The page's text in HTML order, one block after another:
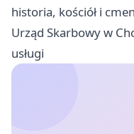
historia, kościół i
Urząd Skarbowy w
usługi